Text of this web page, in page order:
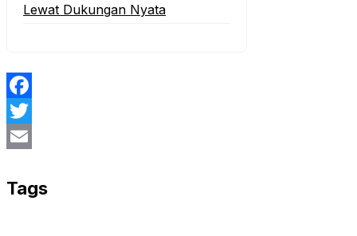
Lewat Dukungan Nyata
Facebook
Twitter
Tags